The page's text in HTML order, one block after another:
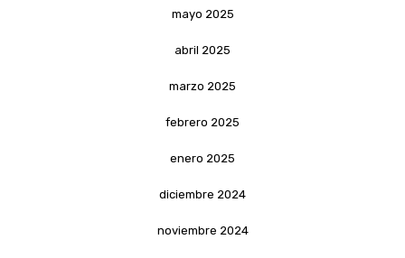
mayo 2025
abril 2025
marzo 2025
febrero 2025
enero 2025
diciembre 2024
noviembre 2024